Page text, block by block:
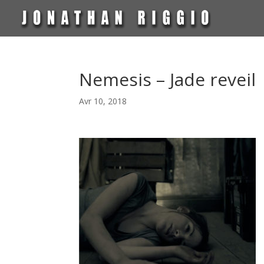
Nemesis – Jade reveil
Avr 10, 2018